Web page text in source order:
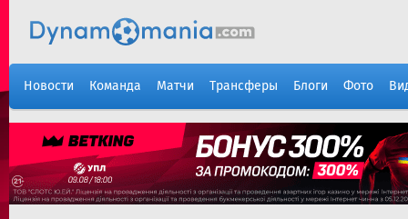
Новости Команда Матчи Трансферы Блоги Фото